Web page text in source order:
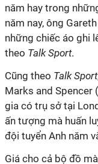
năm hay trong
năm nay, ông
những chiếc áo ghi
theo Talk Sport.
Cũng theo Talk Sport
Marks and Spencer
gia có trụ sở tại
ấn tượng mà huấn
đội tuyển Anh năm
Giá cho cả bộ đồ